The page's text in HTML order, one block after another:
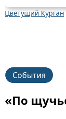
Цветущий Курган
События
«По